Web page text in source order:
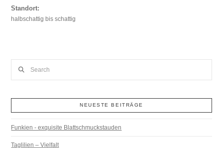
Standort:
halbschattig bis schattig
NEUESTE BEITRÄGE
Funkien - exquisite Blattschmuckstauden
Taglilien – Vielfalt